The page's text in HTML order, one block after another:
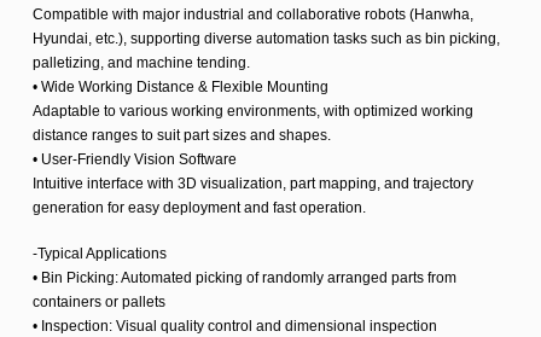
Compatible with major industrial and collaborative robots (Hanwha,
Hyundai, etc.), supporting diverse automation tasks such as bin picking,
palletizing, and machine tending.
• Wide Working Distance & Flexible Mounting
Adaptable to various working environments, with optimized working
distance ranges to suit part sizes and shapes.
• User-Friendly Vision Software
Intuitive interface with 3D visualization, part mapping, and trajectory
generation for easy deployment and fast operation.
-Typical Applications
• Bin Picking: Automated picking of randomly arranged parts from
containers or pallets
• Inspection: Visual quality control and dimensional inspection